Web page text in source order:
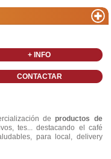
+ INFO
CONTACTAR
de productos de
tes... destacando el café
para local, delivery